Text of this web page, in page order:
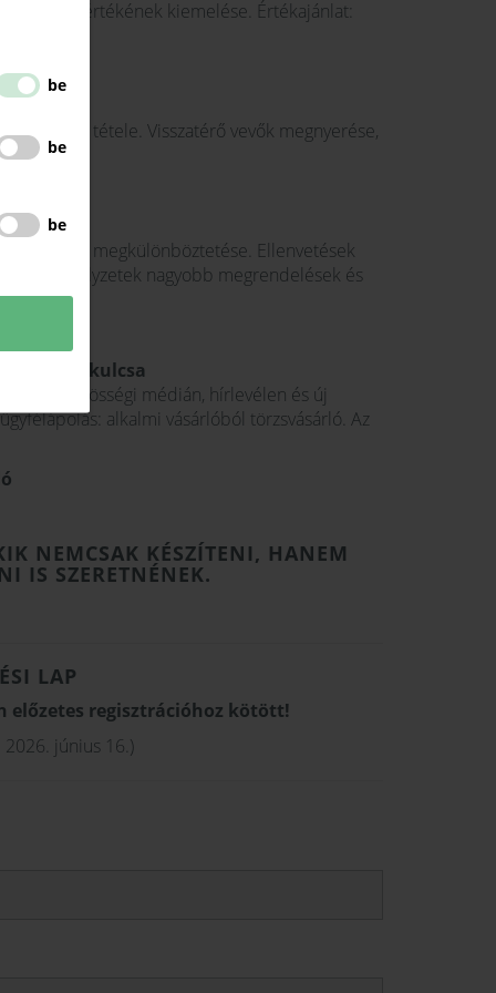
be
be
be
munka értékének kiemelése. Értékajánlat:
tétele. Visszatérő vevők megnyerése,
vásárlás megkülönböztetése. Ellenvetések
helyzetek nagyobb megrendelések és
siker kulcsa
közösségi médián, hírlevélen és új
alkalmi vásárlóból törzsvásárló. Az
NEMCSAK KÉSZÍTENI, HANEM
IS SZERETNÉNEK.
LAP
előzetes regisztrációhoz kötött!
2026. június 16.)